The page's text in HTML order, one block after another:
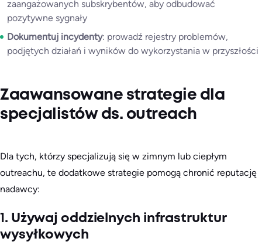
zaangażowanych subskrybentów, aby odbudować
pozytywne sygnały
Dokumentuj incydenty: prowadź rejestry problemów,
podjętych działań i wyników do wykorzystania w przyszłości
Zaawansowane strategie dla
specjalistów ds. outreach
Dla tych, którzy specjalizują się w zimnym lub ciepłym
outreachu, te dodatkowe strategie pomogą chronić reputację
nadawcy:
1. Używaj oddzielnych infrastruktur
wysyłkowych